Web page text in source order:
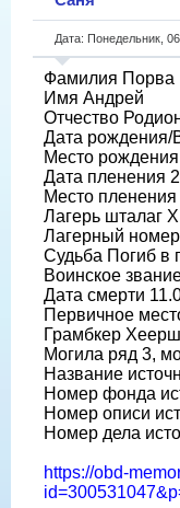
Дата: Понедельник,
Фамилия Порва
Имя Андрей
Отчество
Дата рождения/
Место
Дата пленения
Место
Лагерь шталаг
Лагерный
Судьба Погиб в
Воинское
Дата смерти
Первичное
Грамбкер
Могила ряд 3,
Название
Номер фонда
Номер описи
Номер дела
https://obd-